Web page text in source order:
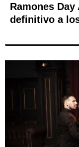
Ramones
definitivo a